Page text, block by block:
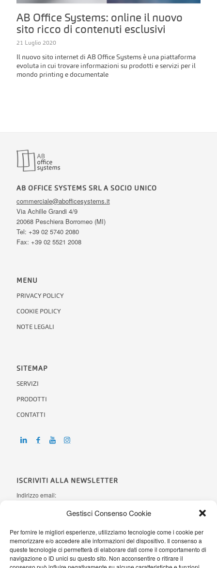
Gestisci Consenso Cookie
Per fornire le migliori esperienze, utilizziamo tecnologie come i cookie per
memorizzare e/o accedere alle informazioni del dispositivo. Il consenso a
queste tecnologie ci permetterà di elaborare dati come il comportamento di
navigazione o ID unici su questo sito. Non acconsentire o ritirare il
AB Office Systems: online il nuovo
sito ricco di contenuti esclusivi
21 Luglio 2020
Il nuovo sito internet di AB Office Systems è una piattaforma
evoluta in cui trovare informazioni su prodotti e servizi per il
mondo printing e documentale
AB OFFICE SYSTEMS SRL A SOCIO UNICO
commerciale@abofficesystems.it
Via Achille Grandi 4/9
20068 Peschiera Borromeo (MI)
Tel: +39 02 5740 2080
Fax: +39 02 5521 2008
MENU
PRIVACY POLICY
COOKIE POLICY
NOTE LEGALI
SITEMAP
SERVIZI
PRODOTTI
CONTATTI
ISCRIVITI ALLA NEWSLETTER
Indirizzo email:
Ho letto l'informativa sulla Privacye autorizzo AB Office Systems a
processare i miei dati personali secondo il Regolamento (UE)
2016/679